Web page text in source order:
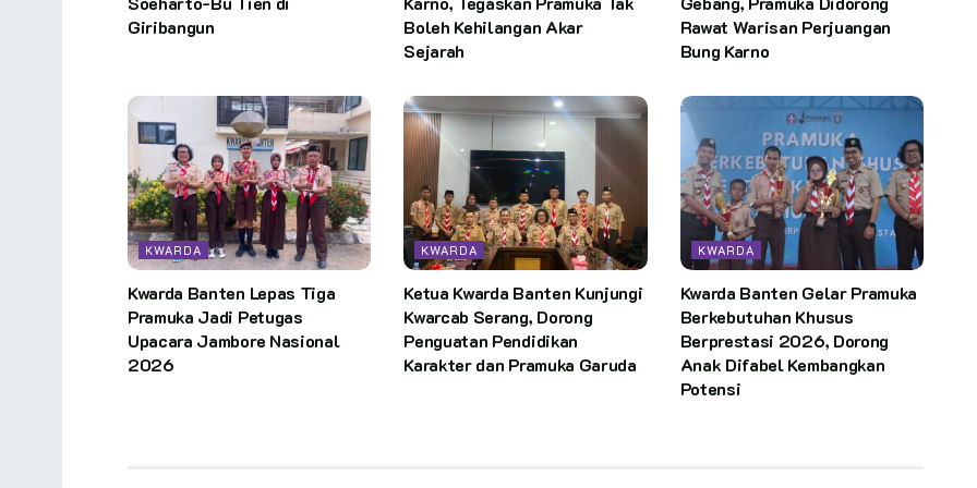
Giribangun
Boleh Kehilangan Akar
Sejarah
Rawat Warisan Perjuangan
Bung Karno
KWARDA
Kwarda Banten Lepas Tiga
Pramuka Jadi Petugas
Upacara Jambore Nasional
2026
KWARDA
Ketua Kwarda Banten Kunjungi
Kwarcab Serang, Dorong
Penguatan Pendidikan
Karakter dan Pramuka Garuda
KWARDA
Kwarda Banten Gelar Pramuka
Berkebutuhan Khusus
Berprestasi 2026, Dorong
Anak Difabel Kembangkan
Potensi